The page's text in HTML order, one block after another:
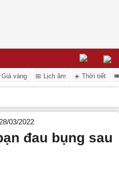
Giá vàng 📅 Lịch âm ☀️ Thời tiết
03/2022
đau bụng sau